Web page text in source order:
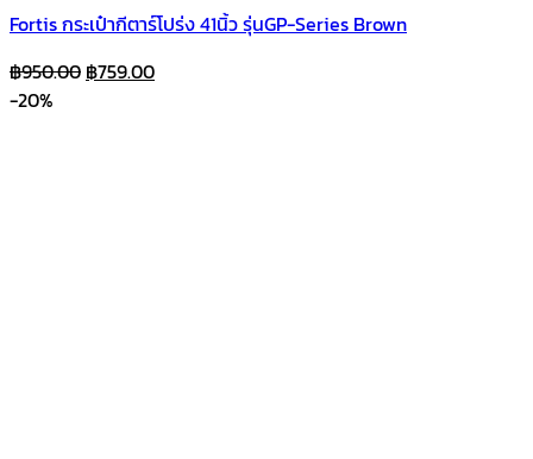
Fortis กระเป๋ากีตาร์โปร่ง 41นิ้ว รุ่นGP-Series Brown
฿950.00 Original
฿759.00Current
-20%